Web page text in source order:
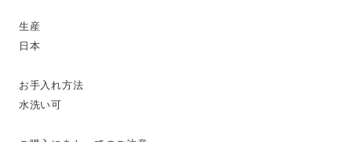
生産
日本
お手入れ方法
水洗い可